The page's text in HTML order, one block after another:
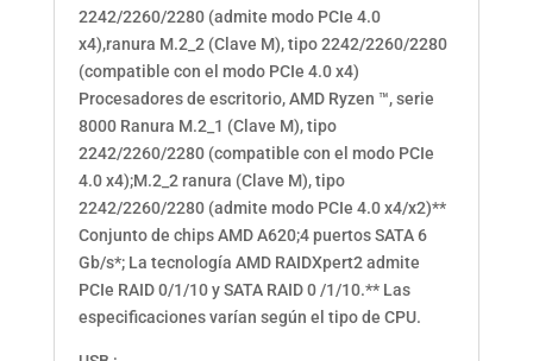
2242/2260/2280 (admite modo PCIe 4.0
x4),ranura M.2_2 (Clave M), tipo 2242/2260/2280
(compatible con el modo PCIe 4.0 x4)
Procesadores de escritorio, AMD Ryzen ™, serie
8000 Ranura M.2_1 (Clave M), tipo
2242/2260/2280 (compatible con el modo PCIe
4.0 x4);M.2_2 ranura (Clave M), tipo
2242/2260/2280 (admite modo PCIe 4.0 x4/x2)**
Conjunto de chips AMD A620;4 puertos SATA 6
Gb/s*; La tecnología AMD RAIDXpert2 admite
PCIe RAID 0/1/10 y SATA RAID 0 /1/10.** Las
especificaciones varían según el tipo de CPU.